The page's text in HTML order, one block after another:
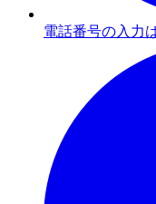
電話番号の入力